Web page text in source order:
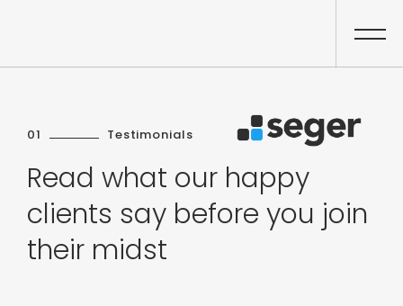
01 Testimonials
Read what our happy
clients say before you join
their midst